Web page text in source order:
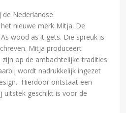
Nederlandse
nieuwe merk Mitja. De
wood as it gets. Die spreuk is
Mitja produceert
op de ambachtelijke tradities
wordt nadrukkelijk ingezet
Hierdoor ontstaat een
uitstek geschikt is voor de